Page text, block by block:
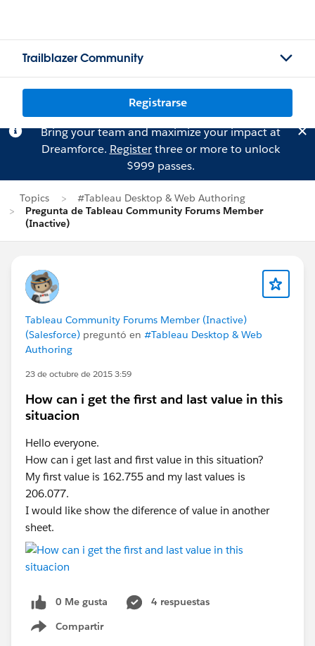
Trailblazer Community
Registrarse
Bring your team and maximize your impact at
Dreamforce. Registerthree or more to unlock
$999 passes.
Topics
#Tableau Desktop & Web Authoring
Pregunta de Tableau Community Forums Member
(Inactive)
Tableau Community Forums Member (Inactive)
(Salesforce) preguntó en #Tableau Desktop & Web
Authoring
23 de octubre de 2015 3:59
How can i get the first and last value in this
situacion
Hello everyone.
How can i get last and first value in this situation?
My first value is 162.755 and my last values is
206.077.
I would like show the diference of value in another
sheet.
0 Me gusta
4 respuestas
Compartir
Show menu